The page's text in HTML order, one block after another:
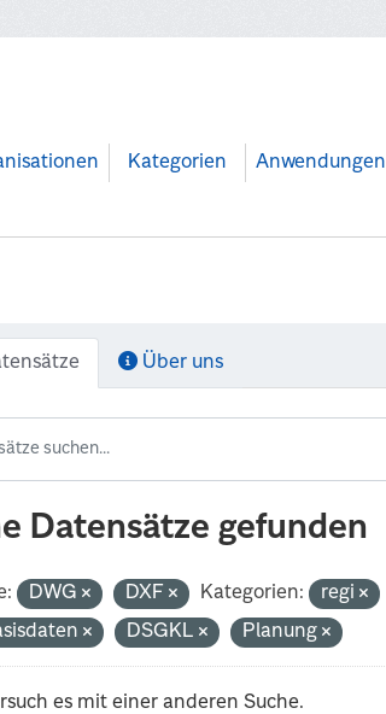
Kategorien Anwendungen
Über uns
Datensätze gefunden
DWG DXF Kategorien: regi
DSGKL Planung
es mit einer anderen Suche.